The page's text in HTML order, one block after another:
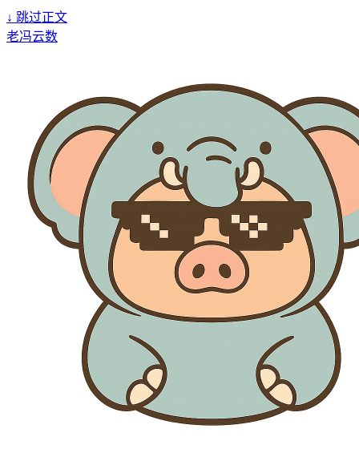
↓ 跳过正文
老冯云数